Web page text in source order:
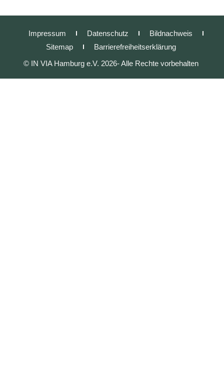
Impressum Datenschutz
Bildnachweis
Sitemap
Barrierefreiheitserklärung
© IN VIA Hamburg e.V. 2026- Alle Rechte vorbehalten